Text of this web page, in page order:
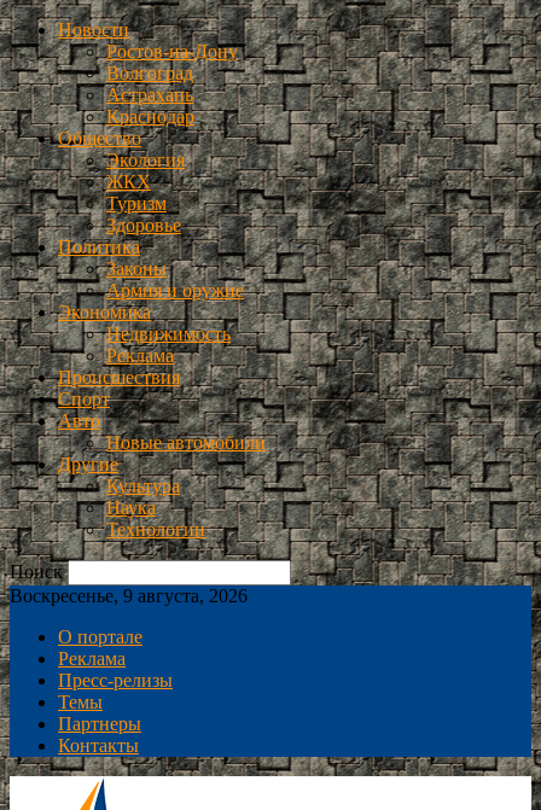
Новости
Ростов-на-Дону
Волгоград
Астрахань
Краснодар
Общество
Экология
ЖКХ
Туризм
Здоровье
Политика
Законы
Армия и оружие
Экономика
Недвижимость
Реклама
Происшествия
Спорт
Авто
Новые автомобили
Другие
Культура
Наука
Технологии
Поиск
Воскресенье, 9 августа, 2026
О портале
Реклама
Пресс-релизы
Темы
Партнеры
Контакты